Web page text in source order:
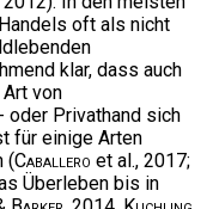
oft als nicht
klar, dass auch
von
oder Privathand sich
für einige Arten
(Caballero et al., 2017;
Überleben bis in